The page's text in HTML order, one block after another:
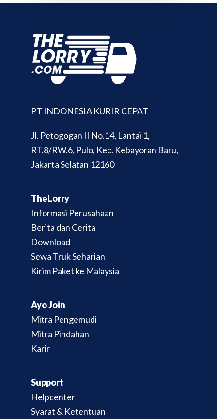
PT INDONESIA KURIR CEPAT
Jl. Petogogan II No.14, Lantai 1,
RT.8/RW.6, Pulo, Kec. Kebayoran Baru,
Jakarta Selatan 12160
TheLorry
Informasi Perusahaan
Berita dan Cerita
Download
Sewa Truk Seharian
Kirim Paket ke Malaysia
Ayo Join
Mitra Pengemudi
Mitra Pindahan
Karir
Support
Helpcenter
Syarat & Ketentuan